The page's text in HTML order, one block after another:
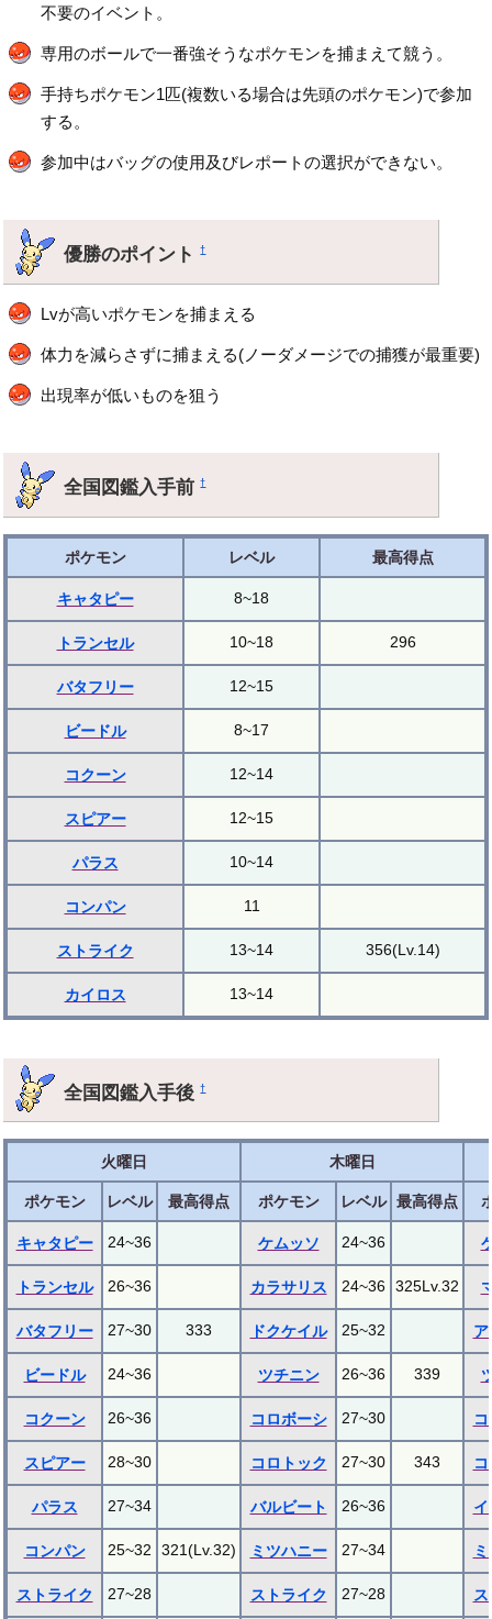
不要のイベント。
専用のボールで一番強そうなポケモンを捕まえて競う。
手持ちポケモン1匹(複数いる場合は先頭のポケモン)で参加
する。
参加中はバッグの使用及びレポートの選択ができない。
優勝のポイント†
Lvが高いポケモンを捕まえる
体力を減らさずに捕まえる(ノーダメージでの捕獲が最重要)
出現率が低いものを狙う
全国図鑑入手前†
ポケモン レベル 最高得点
キャタピー 8~18
トランセル 10~18 296
バタフリー 12~15
ビードル 8~17
コクーン 12~14
スピアー 12~15
パラス 10~14
コンパン 11
ストライク 13~14 356(Lv.14)
カイロス 13~14
全国図鑑入手後†
火曜日 木曜日
ポケモン レベル 最高得点 ポケモン レベル 最高得点
キャタピー 24~36 ケムッソ 24~36
トランセル 26~36 カラサリス 24~36 325Lv.32
バタフリー 27~30 333 ドクケイル 25~32
ビードル 24~36 ツチニン 26~36 339
コクーン 26~36 コロボーシ 27~30
スピアー 28~30 コロトック 27~30 343
パラス 27~34 バルビート 26~36
コンパン 25~32 321(Lv.32) ミツハニー 27~34
ストライク 27~28 ストライク 27~28